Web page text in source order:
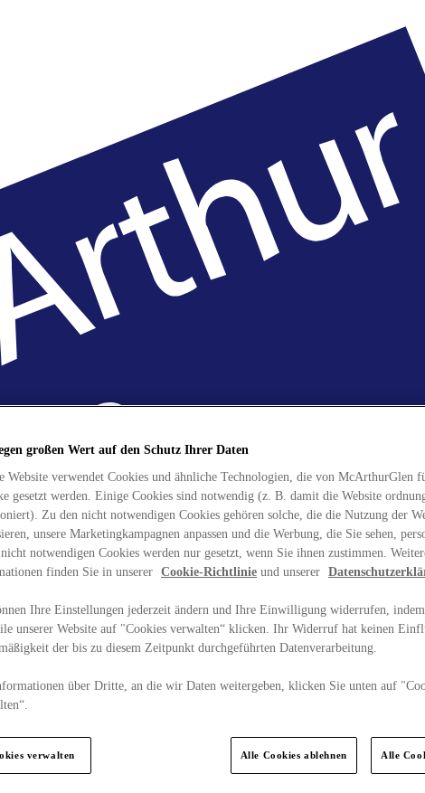
großen Wert auf den Schutz Ihrer Daten
Website verwendet Cookies und ähnliche Technologien, die von McArthurGlen
gesetzt werden. Einige Cookies sind notwendig (z. B. damit die Website
Zu den nicht notwendigen Cookies gehören solche, die die Nutzung der
unsere Marketingkampagnen anpassen und die Werbung, die Sie sehen,
notwendigen Cookies werden nur gesetzt, wenn Sie ihnen zustimmen.
finden Sie in unserer
Cookie-Richtlinie und unserer
Ihre Einstellungen jederzeit ändern und Ihre Einwilligung widerrufen,
unserer Website auf "Cookies verwalten“ klicken. Ihr Widerruf hat keinen
der bis zu diesem Zeitpunkt durchgeführten Datenverarbeitung.
über Dritte, an die wir Daten weitergeben, klicken Sie unten auf
verwalten Alle Cookies ablehnen Alle